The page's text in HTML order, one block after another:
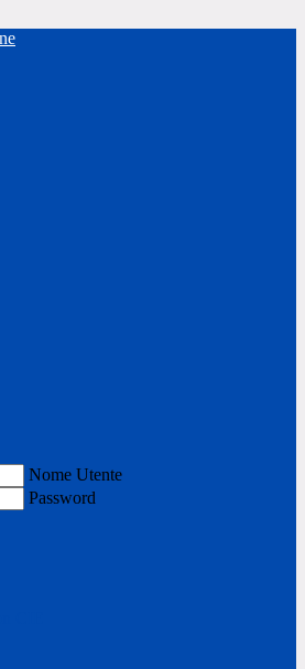
Nome Utente
Password